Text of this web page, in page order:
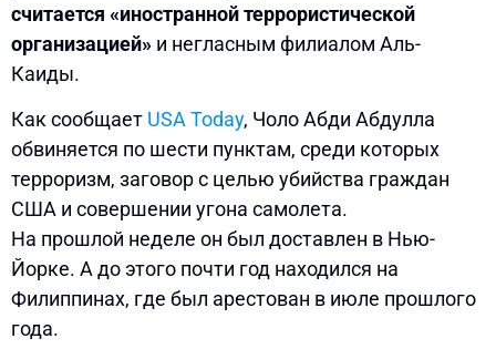
считается «иностранной террористической
организацией» и негласным филиалом Аль-
Каиды.
Как сообщает USA Today, Чоло Абди Абдулла
обвиняется по шести пунктам, среди которых
терроризм, заговор с целью убийства граждан
США и совершении угона самолета.
На прошлой неделе он был доставлен в Нью-
Йорке. А до этого почти год находился на
Филиппинах, где был арестован в июле прошлого
года.